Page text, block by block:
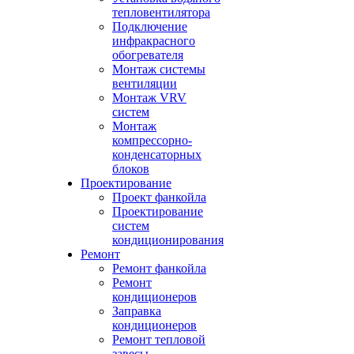
тепловентилятора
Подключение
инфракрасного
обогревателя
Монтаж системы
вентиляции
Монтаж VRV
систем
Монтаж
компрессорно-
конденсаторных
блоков
Проектирование
Проект фанкойла
Проектирование
систем
кондиционирования
Ремонт
Ремонт фанкойла
Ремонт
кондиционеров
Заправка
кондиционеров
Ремонт тепловой